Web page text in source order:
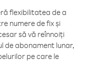
flexibilitatea de a
numere de fix și
să vă reînnoiți
de abonament lunar,
pe care le